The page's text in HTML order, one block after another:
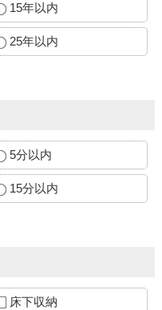
15年以内
25年以内
5分以内
15分以内
床下収納